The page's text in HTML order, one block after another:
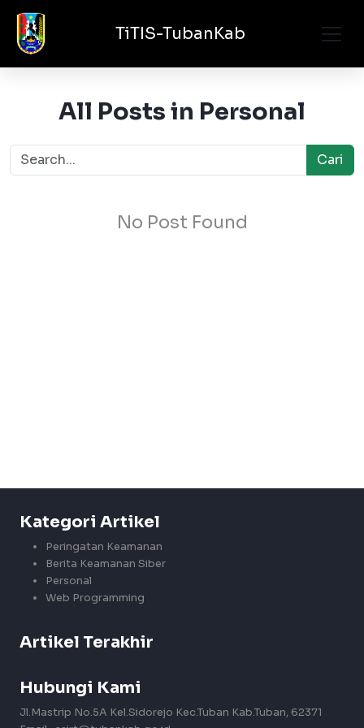
TiTIS-TubanKab
All Posts in Personal
Cari
No Post Found
Kategori Artikel
Peringatan Keamanan
Berita Keamanan Siber
Personal
Web Programming
Artikel Terakhir
Hubungi Kami
Jl.Mastrip No.5A Kel.Sidorejo Kec.Tuban Kab.Tuban, 62371